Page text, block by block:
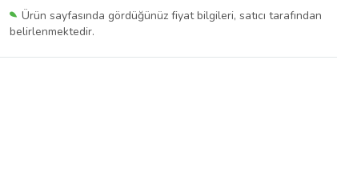
Ürün sayfasında gördüğünüz fiyat bilgileri, satıcı tarafından
belirlenmektedir.